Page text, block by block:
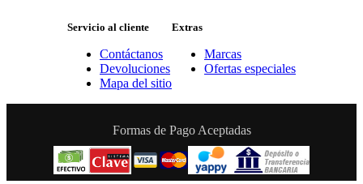
Servicio al cliente
Contáctanos
Devoluciones
Mapa del sitio
Extras
Marcas
Ofertas especiales
Formas de Pago Aceptadas